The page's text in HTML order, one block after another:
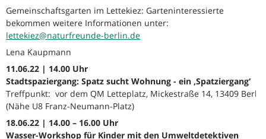
Gemeinschaftsgarten im Lettekiez: Garteninteressierte
bekommen weitere Informationen unter:
lettekiez@naturfreunde-berlin.de
Lena Kaupmann
11.06.22 | 14.00 Uhr
Stadtspaziergang: Spatz sucht Wohnung - ein ‚Spatziergang‘
Treffpunkt: vor dem QM Letteplatz, Mickestraße 14, 13409 Berlin
(Nähe U8 Franz-Neumann-Platz)
18.06.22 | 14.00 – 16.00 Uhr
Wasser-Workshop für Kinder mit den Umweltdetektiven